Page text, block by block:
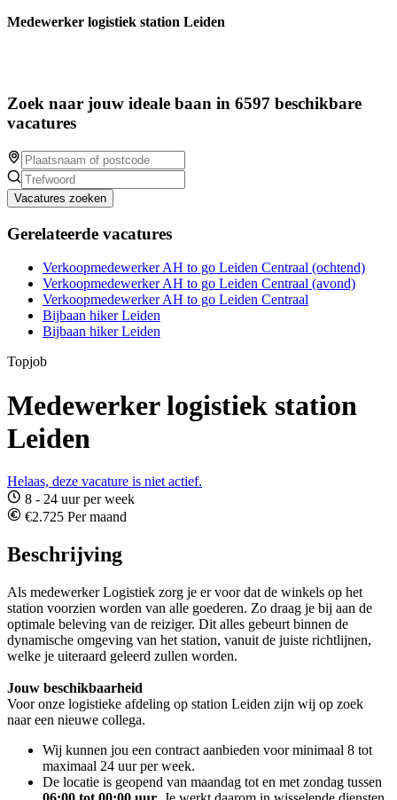
Medewerker logistiek station Leiden
Zoek naar jouw ideale baan in 6597 beschikbare
vacatures
Vacatures zoeken
Gerelateerde vacatures
Verkoopmedewerker AH to go Leiden Centraal (ochtend)
Verkoopmedewerker AH to go Leiden Centraal (avond)
Verkoopmedewerker AH to go Leiden Centraal
Bijbaan hiker Leiden
Bijbaan hiker Leiden
Topjob
Medewerker logistiek station
Leiden
Helaas, deze vacature is niet actief.
8 - 24 uur per week
€2.725 Per maand
Beschrijving
Als medewerker Logistiek zorg je er voor dat de winkels op het
station voorzien worden van alle goederen. Zo draag je bij aan de
optimale beleving van de reiziger. Dit alles gebeurt binnen de
dynamische omgeving van het station, vanuit de juiste richtlijnen,
welke je uiteraard geleerd zullen worden.
Jouw beschikbaarheid
Voor onze logistieke afdeling op station Leiden zijn wij op zoek
naar een nieuwe collega.
Wij kunnen jou een contract aanbieden voor minimaal 8 tot
maximaal 24 uur per week.
De locatie is geopend van maandag tot en met zondag tussen